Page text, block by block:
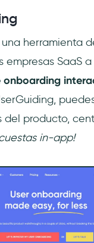
herramienta
empresas SaaS
onboarding
del producto,
in-app!